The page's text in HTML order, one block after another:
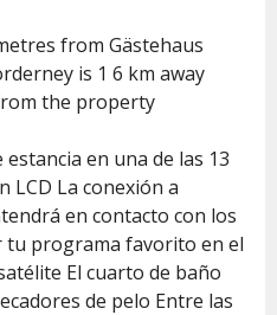
from Gästehaus
is 1 6 km away
the property
en una de las 13
LCD La conexión a
en contacto con los
tu programa favorito en el
El cuarto de baño
de pelo Entre las